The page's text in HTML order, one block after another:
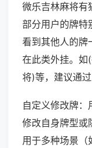
微乐吉林麻将有
部分用户的牌特
看到其他人的牌
在此类外挂。如
将)等，建议通
自定义修改牌：
修改自身牌型或
用于多种场景（